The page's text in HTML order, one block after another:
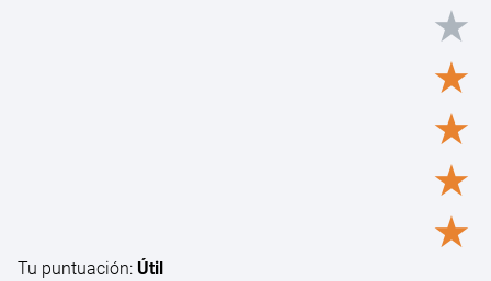
★
★
★
★
★
Tu puntuación: Útil